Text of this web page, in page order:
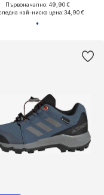
Първоначално: 49,90 €
най-ниска цена:34,90 €